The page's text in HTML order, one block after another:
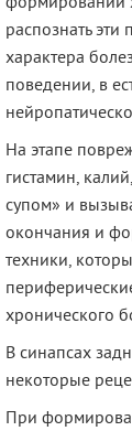
распознать
характера
поведении, в
На этапе
гистамин,
супом» и
окончания и
техники,
хронического
В синапсах
некоторые
При